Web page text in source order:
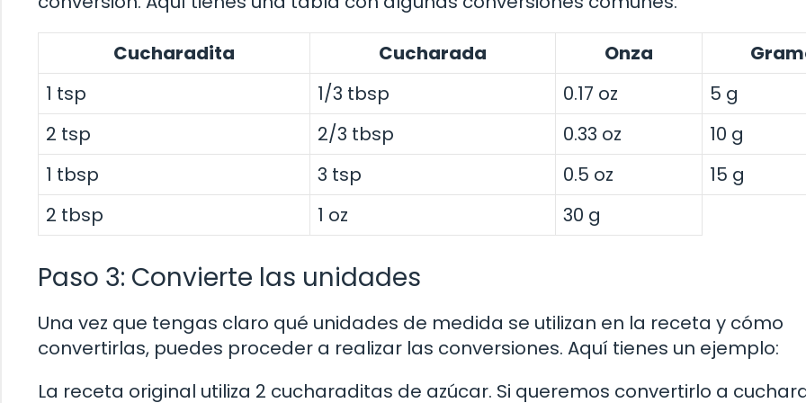
Cucharadita Cucharada Onza
1 tsp
1/3 tbsp 0.17 oz
5 g
2 tsp
2/3 tbsp 0.33 oz
10 g
1 tbsp
3 tsp 0.5 oz
15 g
2 tbsp
1 oz 30 g
Paso 3: Convierte las unidades
Una vez que tengas claro qué unidades de medida se utilizan en la receta y cómo
convertirlas, puedes proceder a realizar las conversiones. Aquí tienes un ejemplo:
La receta original utiliza 2 cucharaditas de azúcar. Si queremos convertirlo a